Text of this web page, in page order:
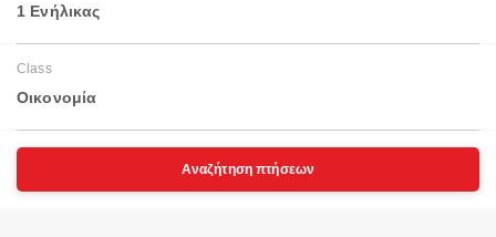
1 Ενήλικας
Class
Οικονομία
Αναζήτηση πτήσεων